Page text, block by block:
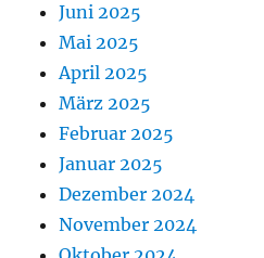
Juni 2025
Mai 2025
April 2025
März 2025
Februar 2025
Januar 2025
Dezember 2024
November 2024